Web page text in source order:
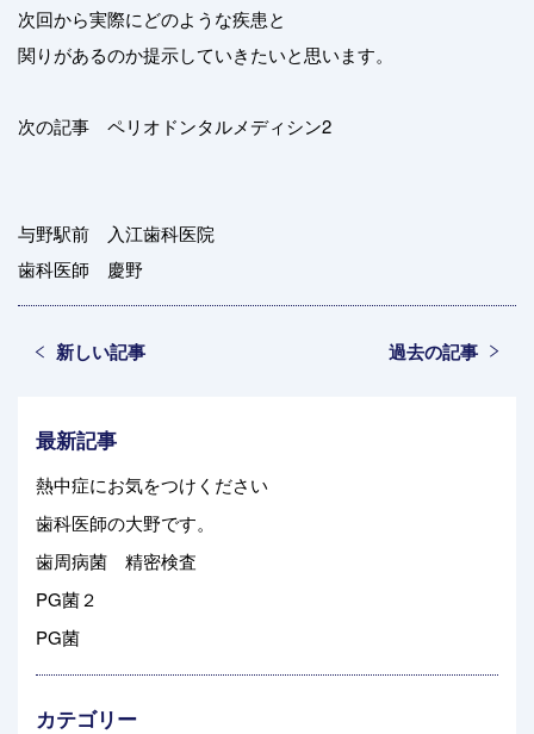
次回から実際にどのような疾患と
関りがあるのか提示していきたいと思います。
次の記事 ペリオドンタルメディシン2
与野駅前 入江歯科医院
歯科医師 慶野
新しい記事 過去の記事
最新記事
熱中症にお気をつけください
歯科医師の大野です。
歯周病菌 精密検査
PG菌２
PG菌
カテゴリー